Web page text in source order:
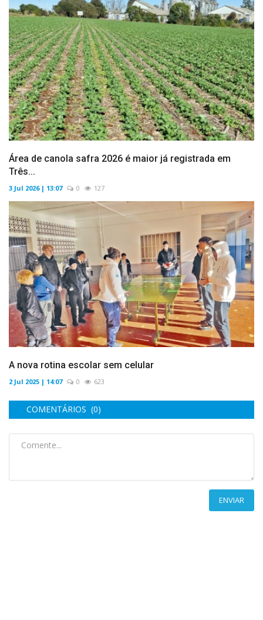
Área de canola safra 2026 é maior já registrada em
Três...
3 Jul 2026 | 13:07 0 127
A nova rotina escolar sem celular
2 Jul 2025 | 14:07 0 623
COMENTÁRIOS (0)
ENVIAR